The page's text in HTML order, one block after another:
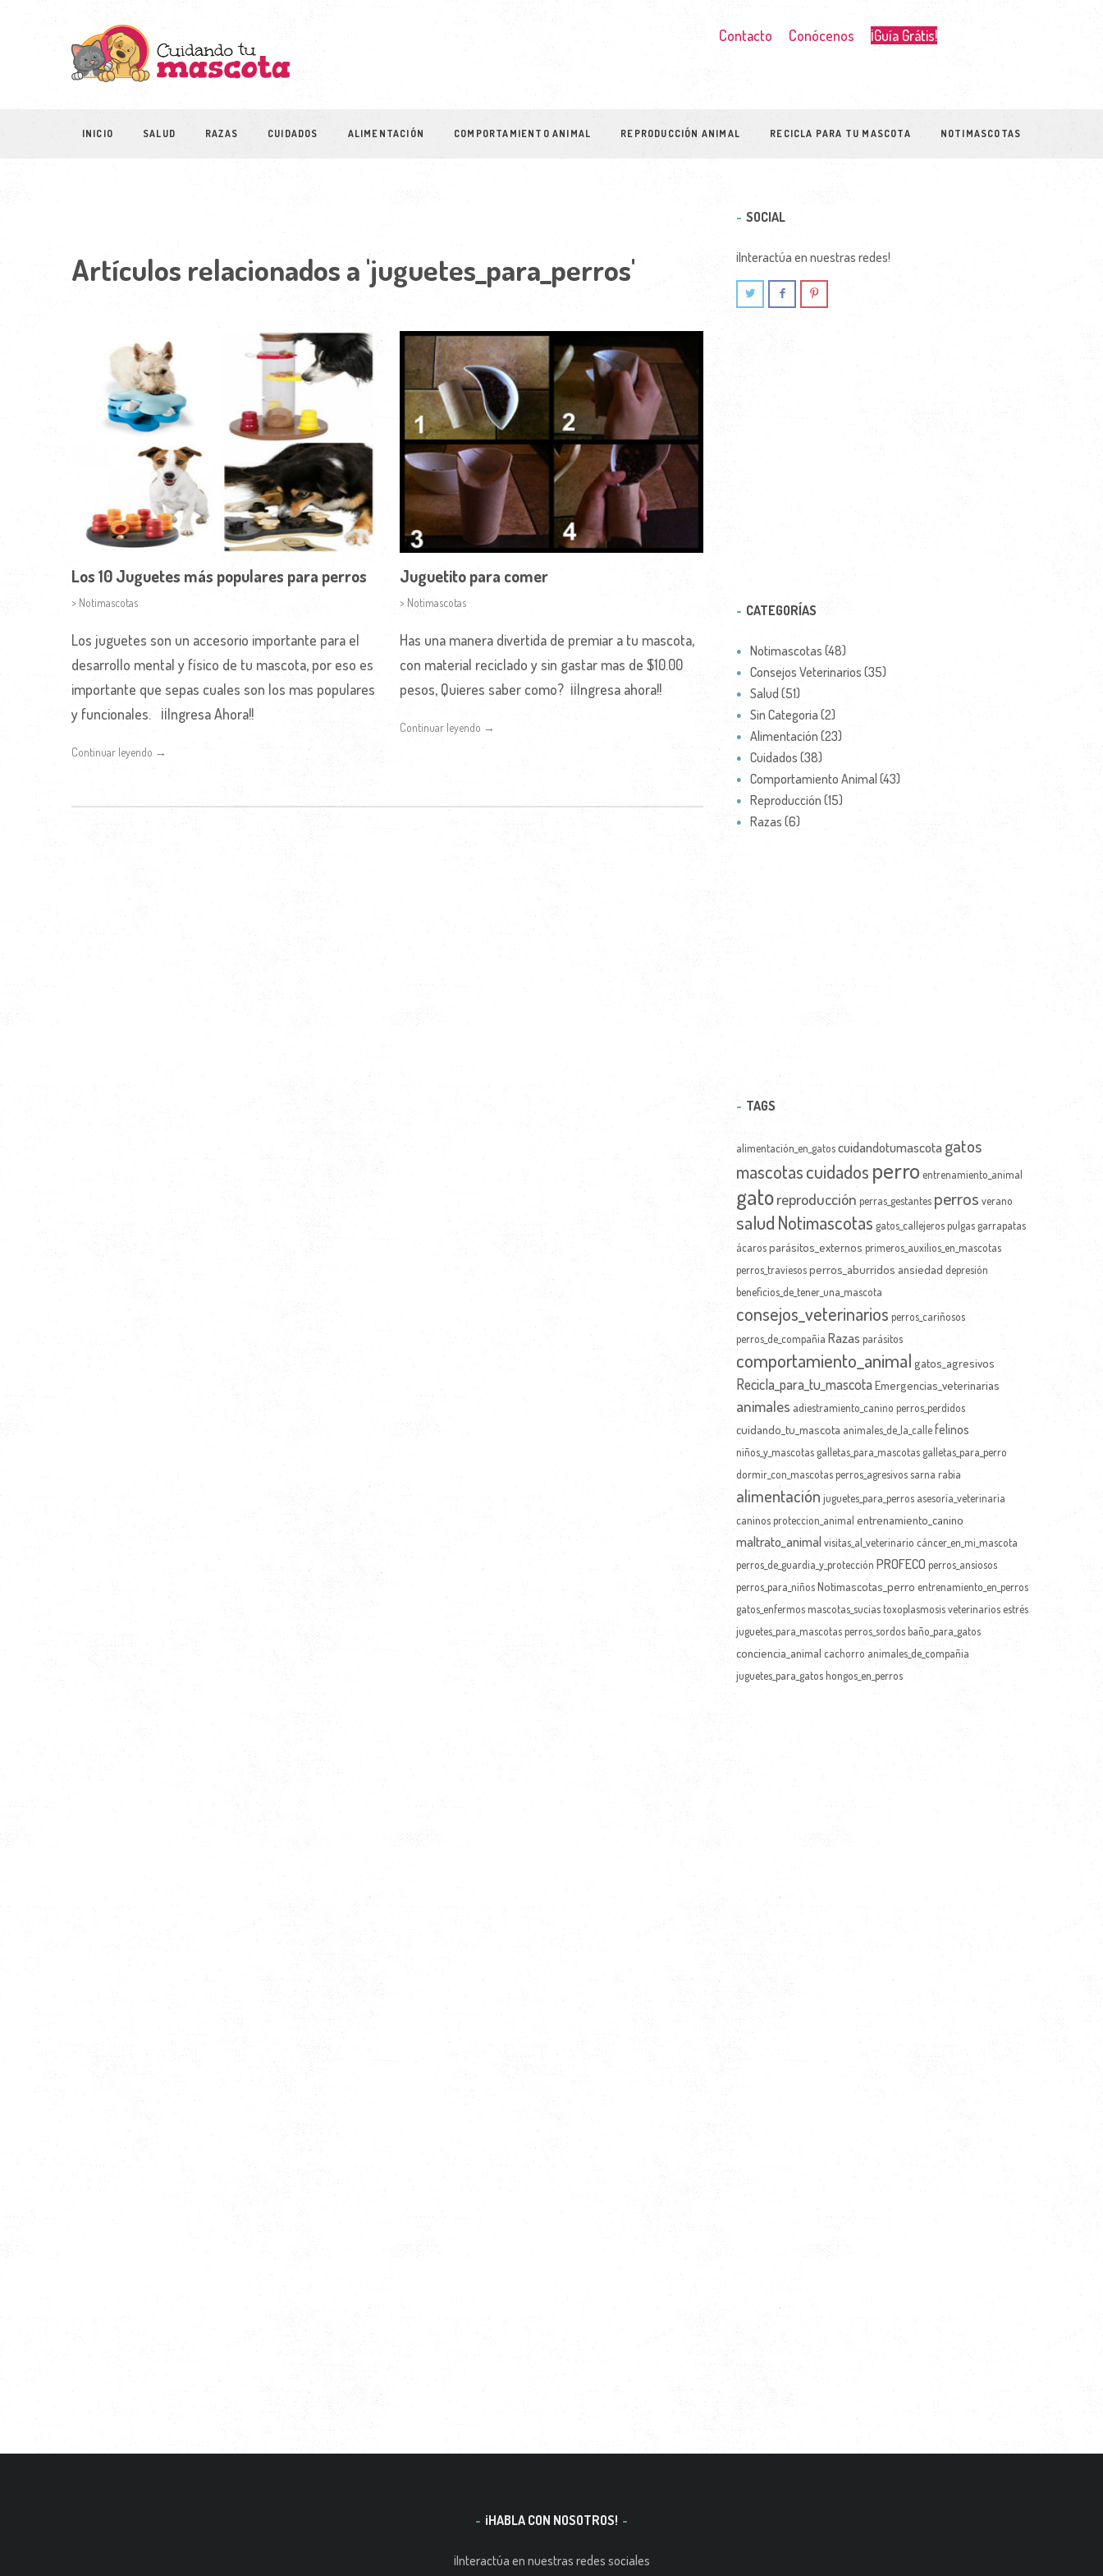
Contacto Conócenos ¡Guía Grátis!
INICIO SALUD RAZAS CUIDADOS ALIMENTACIÓN COMPORTAMIENTO ANIMAL REPRODUCCIÓN ANIMAL RECICLA PARA TU MASCOTA NOTIMASCOTAS
Artículos relacionados a 'juguetes_para_perros'
Los 10 Juguetes más populares para perros
> Notimascotas
Los juguetes son un accesorio importante para el
desarrollo mental y físico de tu mascota, por eso es
importante que sepas cuales son los mas populares
y funcionales. ¡¡Ingresa Ahora!!
Continuar leyendo →
Juguetito para comer
> Notimascotas
Has una manera divertida de premiar a tu mascota,
con material reciclado y sin gastar mas de $10.00
pesos, Quieres saber como? ¡¡Ingresa ahora!!
Continuar leyendo →
SOCIAL
¡Interactúa en nuestras redes!
CATEGORÍAS
Notimascotas (48)
Consejos Veterinarios (35)
Salud (51)
Sin Categoria (2)
Alimentación (23)
Cuidados (38)
Comportamiento Animal (43)
Reproducción (15)
Razas (6)
TAGS
alimentación_en_gatoscuidandotumascota gatos
mascotascuidados perro entrenamiento_animal
gatoreproducción perras_gestantes perros verano
salud Notimascotas gatos_callejerospulgas garrapatas
ácarosparásitos_externos primeros_auxilios_en_mascotas
perros_traviesosperros_aburridos ansiedad depresión
beneficios_de_tener_una_mascota
consejos_veterinarios perros_cariñosos
perros_de_compañia Razas parásitos
comportamiento_animal gatos_agresivos
Recicla_para_tu_mascota Emergencias_veterinarias
animales adiestramiento_canino perros_perdidos
cuidando_tu_mascota animales_de_la_callefelinos
niños_y_mascotas galletas_para_mascotas galletas_para_perro
dormir_con_mascotas perros_agresivossarna rabia
alimentación juguetes_para_perros asesoría_veterinaria
caninosproteccion_animal entrenamiento_canino
maltrato_animal visitas_al_veterinario cáncer_en_mi_mascota
perros_de_guardia_y_protección PROFECO perros_ansiosos
perros_para_niñosNotimascotas_perro entrenamiento_en_perros
gatos_enfermos mascotas_sucias toxoplasmosisveterinarios estrés
juguetes_para_mascotas perros_sordos baño_para_gatos
conciencia_animal cachorro animales_de_compañia
juguetes_para_gatos hongos_en_perros
¡HABLA CON NOSOTROS!
¡Interactúa en nuestras redes sociales